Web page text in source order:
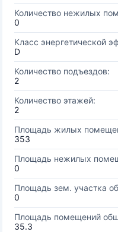
Количество нежилых
0
Класс энергетической
D
Количество подъездов:
2
Количество этажей:
2
Площадь жилых
353
Площадь нежилых
0
Площадь зем. участка
0
Площадь помещений
35.3